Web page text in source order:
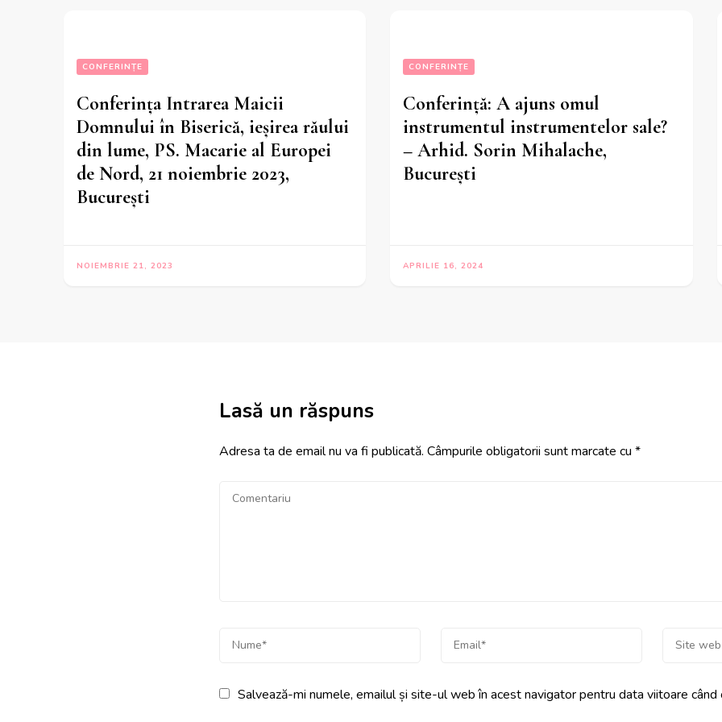
CONFERINȚE
Conferința Intrarea Maicii
Domnului în Biserică, ieșirea răului
din lume, PS. Macarie al Europei
de Nord, 21 noiembrie 2023,
București
NOIEMBRIE 21, 2023
CONFERINȚE
Conferință: A ajuns omul
instrumentul instrumentelor sale?
– Arhid. Sorin Mihalache,
București
APRILIE 16, 2024
Lasă un răspuns
Adresa ta de email nu va fi publicată. Câmpurile obligatorii sunt marcate cu *
Salvează-mi numele, emailul și site-ul web în acest navigator pentru data viitoare când